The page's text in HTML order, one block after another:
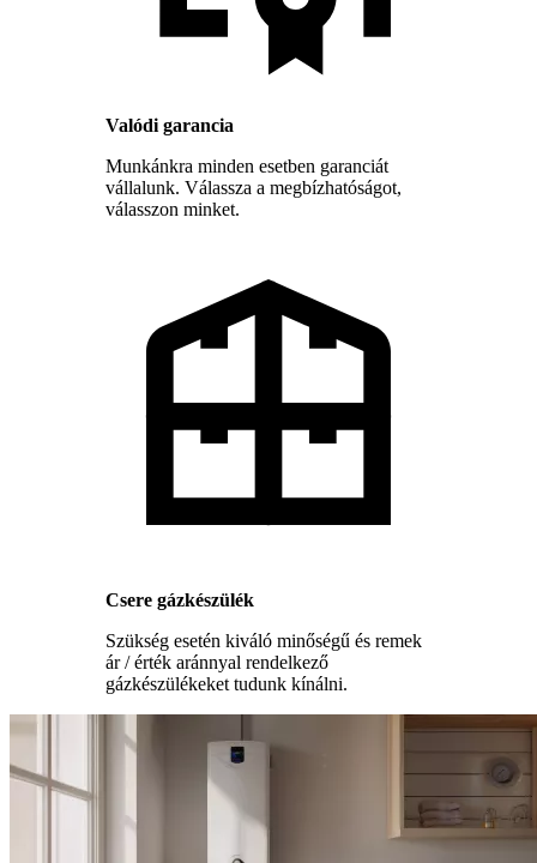
Valódi garancia
Munkánkra minden esetben garanciát
vállalunk. Válassza a megbízhatóságot,
válasszon minket.
Csere gázkészülék
Szükség esetén kiváló minőségű és remek
ár / érték aránnyal rendelkező
gázkészülékeket tudunk kínálni.